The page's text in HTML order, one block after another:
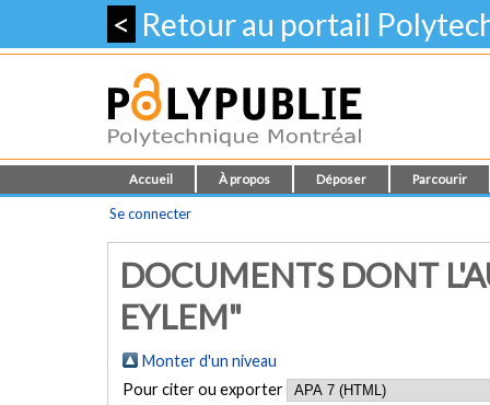
< Retour au portail
Accueil À propos Déposer Parcourir
Se connecter
DOCUMENTS DONT
EYLEM"
Monter d'un niveau
Pour citer ou exporter